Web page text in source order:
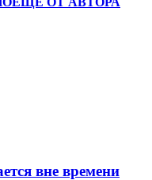
вне времени